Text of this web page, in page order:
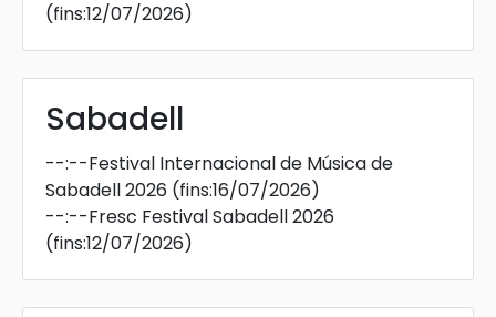
(fins:12/07/2026)
Sabadell
--:--Festival Internacional de Música de
Sabadell 2026 (fins:16/07/2026)
--:--Fresc Festival Sabadell 2026
(fins:12/07/2026)